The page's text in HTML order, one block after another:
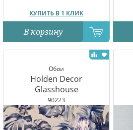
КУПИТЬ В 1 КЛИК
В корзину
Обои
Holden Decor
Glasshouse
90223